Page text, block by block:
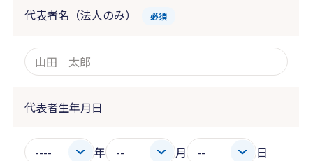
代表者名（法人のみ） 必須
代表者生年月日
年 月 日